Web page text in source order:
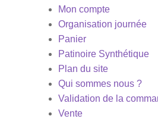
Mon compte
Organisation journée
Panier
Patinoire Synthétique
Plan du site
Qui sommes nous ?
Validation de la
Vente